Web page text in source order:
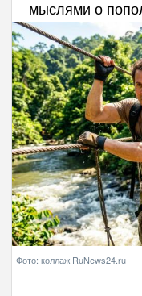
мыслями о
Фото: коллаж RuNews24.ru